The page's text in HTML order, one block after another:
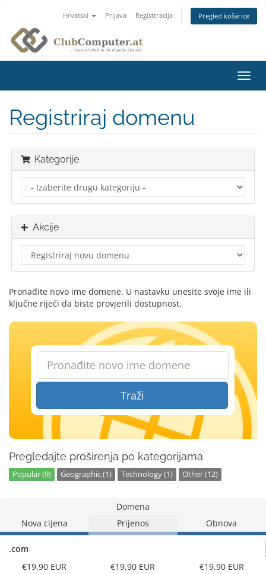
Hrvatski Prijava Registtracija Pregled košarice
Registriraj domenu
Kategorije
Akcije
Pronađite novo ime domene. U nastavku unesite svoje ime ili
ključne riječi da biste provjerili dostupnost.
Traži
Pregledajte proširenja po kategorijama
Popular (9) Geographic (1) Technology (1) Other (12)
Domena
Nova cijena
Prijenos Obnova
.com
€19,90 EUR
€19,90 EUR €19,90 EUR